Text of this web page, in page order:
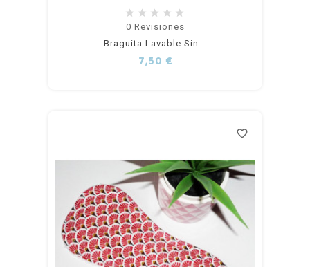
Añadir
al
0 Revisiones
Braguita Lavable Sin...
7,50 €Precio
favorite_border